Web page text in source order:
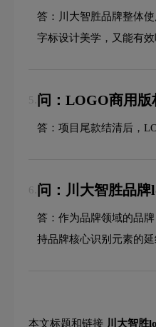
答：川大智胜品牌整体
字标设计美学，又能有
5. 问：LOGO商用版
答：项目尾款结清后，
6. 问：川大智胜品牌
答：作为品牌领域的品
持品牌核心识别元素的
本文标题和链接 川大智胜